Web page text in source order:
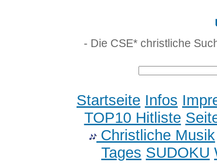
- Die CSE* christliche
Startseite Infos
TOP10 Hitliste
Christliche Musik
Tages SUDOKU